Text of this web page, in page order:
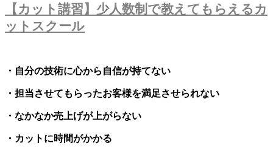
【カット講習】少人数制で教えてもらえるカ
ットスクール
・自分の技術に心から自信が持てない
・担当させてもらったお客様を満足させられない
・なかなか売上げが上がらない
・カットに時間がかかる